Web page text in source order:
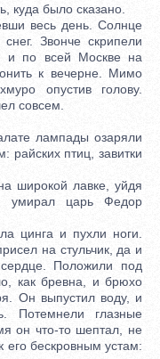
куда было сказано.
весь день. Солнце
Звонче скрипели
и по всей Москве на
к вечерне. Мимо
опустив голову.
совсем.
лампады озаряли
райских птиц, завитки
лавке, уйдя
умирал царь Федор
и пухли ноги.
на стульчик, да и
Положили под
как бревна, и брюхо
Он выпустил воду, и
Потемнели глазные
он что-то шептал, не
его бескровным устам: